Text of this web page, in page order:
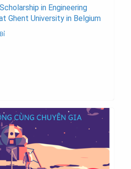
in Engineering
Ghent University in Belgium